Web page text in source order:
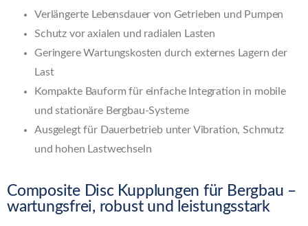
Verlängerte Lebensdauer von Getrieben und Pumpen
Schutz vor axialen und radialen Lasten
Geringere Wartungskosten durch externes Lagern der
Last
Kompakte Bauform für einfache Integration in mobile
und stationäre Bergbau-Systeme
Ausgelegt für Dauerbetrieb unter Vibration, Schmutz
und hohen Lastwechseln
Composite Disc Kupplungen für Bergbau –
wartungsfrei, robust und leistungsstark